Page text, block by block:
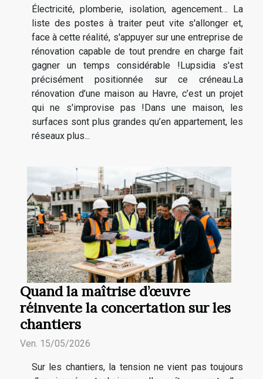
Électricité, plomberie, isolation, agencement… La
liste des postes à traiter peut vite s'allonger et,
face à cette réalité, s'appuyer sur une entreprise de
rénovation capable de tout prendre en charge fait
gagner un temps considérable !Lupsidia s'est
précisément positionnée sur ce créneau.La
rénovation d’une maison au Havre, c’est un projet
qui ne s'improvise pas !Dans une maison, les
surfaces sont plus grandes qu’en appartement, les
réseaux plus...
Quand la maîtrise d’œuvre
réinvente la concertation sur les
chantiers
Ven. 15/05/2026
Sur les chantiers, la tension ne vient pas toujours